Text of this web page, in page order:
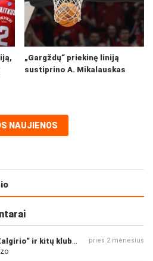
„Gargždų“ priekinę liniją
sustiprino A. Mikalauskas
NAUJIENOS
prieš 2 mėnesius